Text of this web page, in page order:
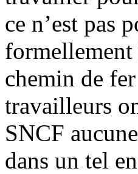
ce n’est pas
formellement
chemin de
travailleurs
SNCF
dans un tel